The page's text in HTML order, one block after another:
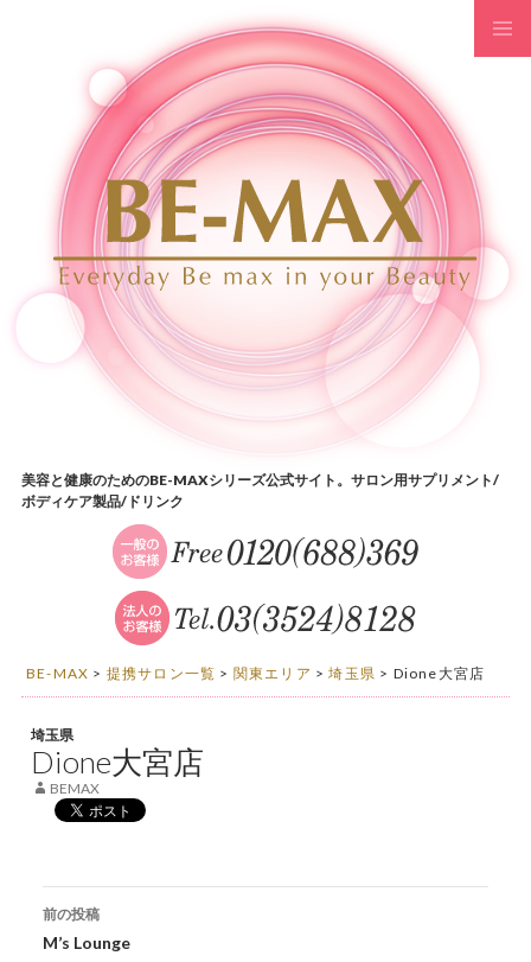
美容と健康のためのBE-MAXシリーズ公式サイト。サロン用サプリメント/
ボディケア製品/ドリンク
BE-MAX > 提携サロン一覧 > 関東エリア >埼玉県 > Dione大宮店
埼玉県
Dione大宮店
BEMAX
投稿ナビゲーション
前の投稿
M’s Lounge